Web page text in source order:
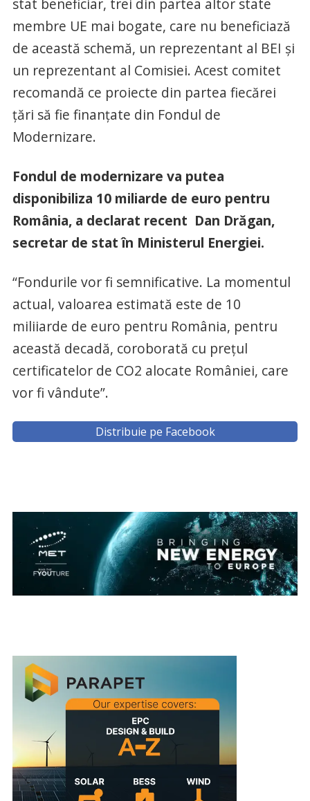
stat beneficiar, trei din partea altor state
membre UE mai bogate, care nu beneficiază
de această schemă, un reprezentant al BEI și
un reprezentant al Comisiei. Acest comitet
recomandă ce proiecte din partea fiecărei
țări să fie finanțate din Fondul de
Modernizare.
Fondul de modernizare va putea
disponibiliza 10 miliarde de euro pentru
România, a declarat recent Dan Drăgan,
secretar de stat în Ministerul Energiei.
“Fondurile vor fi semnificative. La momentul
actual, valoarea estimată este de 10
miliiarde de euro pentru România, pentru
această decadă, coroborată cu prețul
certificatelor de CO2 alocate României, care
vor fi vândute”.
Distribuie pe Facebook